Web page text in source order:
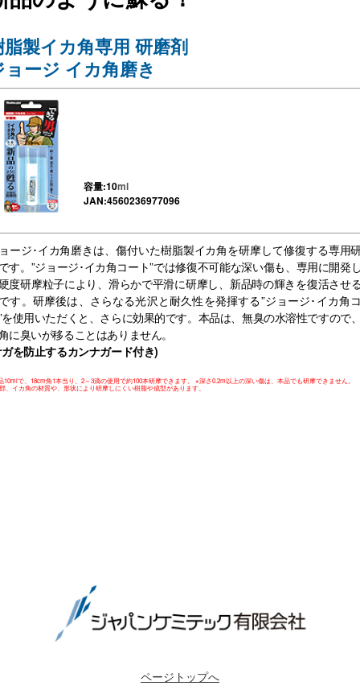
脂製イカ角専用 研磨剤
ョージ イカ角磨き
容量:10ml
JAN:4560236977096
ージ･イカ角磨きは、傷付いた樹脂製イカ角を研摩して修復する専用
す。”ジョージ･イカ角コート”では修復不可能な深い傷も、専用に開発
度研摩粒子により、滑らかで平滑に研摩し、新品時の輝きを復活させ
す。研摩後は、さらなる光沢と耐久性を発揮する”ジョージ･イカ角
を使用いただくと、さらに効果的です。本品は、無臭の水溶性ですので
に臭いが移ることはありません。
を防止するカンナガード付き)
10mlで、18cm角1本当り、2～3滴の使用で約100本研摩できます。 ※深さ0.2m以上の深い傷は、本品でも研摩できません。
、イカ角の材質や、形状により研摩しにくい樹脂や成型があります。
ページトップへ